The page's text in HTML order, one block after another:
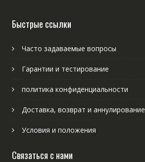
Быстрые ссылки
Часто задаваемые вопросы
Гарантии и тестирование
политика конфиденциальности
Доставка, возврат и аннулирование
Условия и положения
Связаться с нами